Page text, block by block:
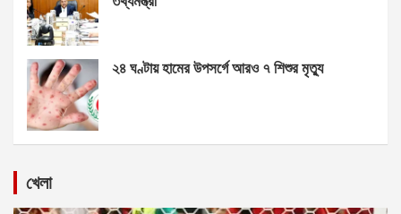
২৪ ঘণ্টায় হামের উপসর্গে আরও ৭ শিশুর মৃত্যু
খেলা